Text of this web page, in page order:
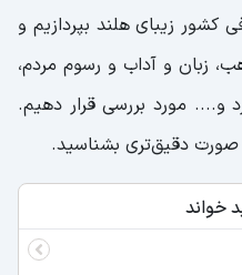
زیبای هلند بپردازیم و
زبان و آداب و رسوم مردم،
و.... مورد بررسی قرار دهیم.
صورت دقیق‌تری بشناسید.
خواند